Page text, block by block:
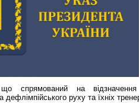
що спрямований на
дефлімпійського руху та їхніх